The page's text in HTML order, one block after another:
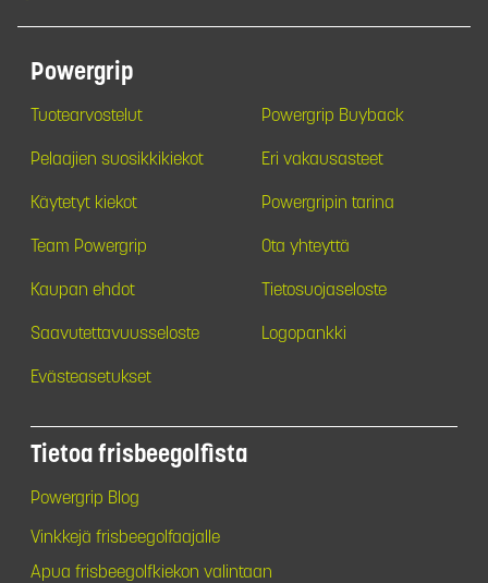
Powergrip
Tuotearvostelut Powergrip Buyback
Pelaajien suosikkikiekot Eri vakausasteet
Käytetyt kiekot Powergripin tarina
Team Powergrip Ota yhteyttä
Kaupan ehdot Tietosuojaseloste
Saavutettavuusseloste Logopankki
Evästeasetukset
Tietoa frisbeegolfista
Powergrip Blog
Vinkkejä frisbeegolfaajalle
Apua frisbeegolfkiekon valintaan